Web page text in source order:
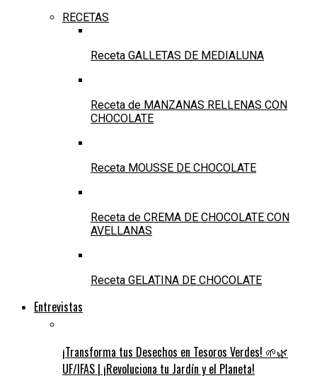
RECETAS
Receta GALLETAS DE MEDIALUNA
Receta de MANZANAS RELLENAS CON
CHOCOLATE
Receta MOUSSE DE CHOCOLATE
Receta de CREMA DE CHOCOLATE CON
AVELLANAS
Receta GELATINA DE CHOCOLATE
Entrevistas
¡Transforma tus Desechos en Tesoros Verdes! 🌱🌿
UF/IFAS | ¡Revoluciona tu Jardín y el Planeta!